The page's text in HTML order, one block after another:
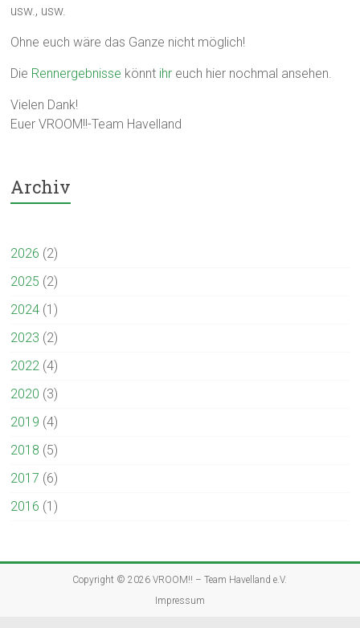
usw., usw.
Ohne euch wäre das Ganze nicht möglich!
Die Rennergebnisse könnt ihr euch hier nochmal ansehen.
Vielen Dank!
Euer VROOM!!-Team Havelland
Archiv
2026 (2)
2025 (2)
2024 (1)
2023 (2)
2022 (4)
2020 (3)
2019 (4)
2018 (5)
2017 (6)
2016 (1)
Copyright © 2026VROOM!! – Team Havelland e.V.
Impressum